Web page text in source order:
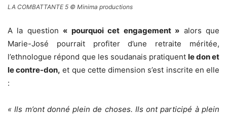
LA COMBATTANTE 5 © Minima productions
A la question « pourquoi cet engagement » alors que
Marie-José pourrait profiter d’une retraite méritée,
l’ethnologue répond que les soudanais pratiquent le don et
le contre-don, et que cette dimension s’est inscrite en elle
:
« Ils m’ont donné plein de choses. Ils ont participé à plein